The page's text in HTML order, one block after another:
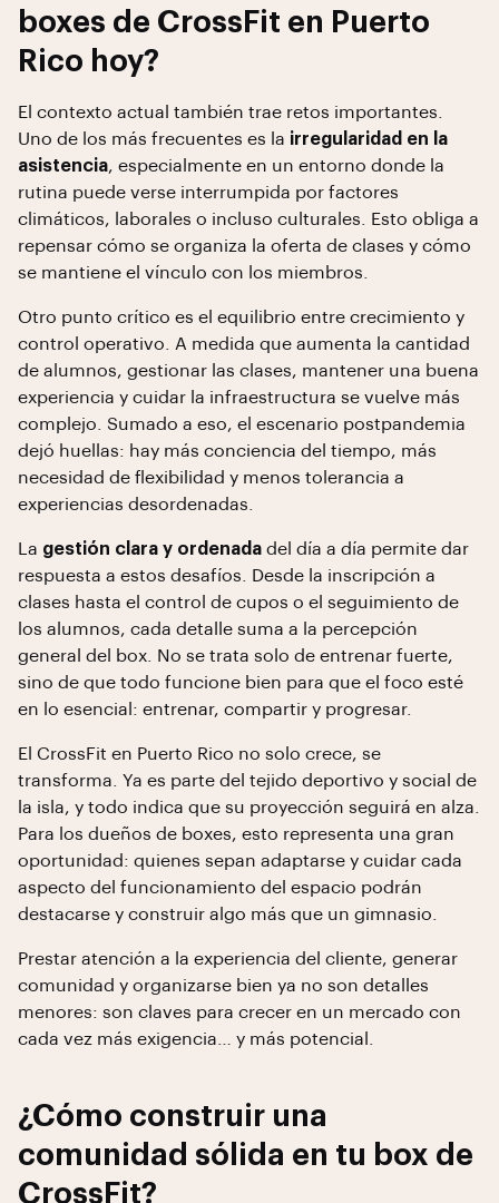
boxes de CrossFit en Puerto
Rico hoy?
El contexto actual también trae retos importantes.
Uno de los más frecuentes es la irregularidad en la
asistencia, especialmente en un entorno donde la
rutina puede verse interrumpida por factores
climáticos, laborales o incluso culturales. Esto obliga a
repensar cómo se organiza la oferta de clases y cómo
se mantiene el vínculo con los miembros.
Otro punto crítico es el equilibrio entre crecimiento y
control operativo. A medida que aumenta la cantidad
de alumnos, gestionar las clases, mantener una buena
experiencia y cuidar la infraestructura se vuelve más
complejo. Sumado a eso, el escenario postpandemia
dejó huellas: hay más conciencia del tiempo, más
necesidad de flexibilidad y menos tolerancia a
experiencias desordenadas.
La gestión clara y ordenada del día a día permite dar
respuesta a estos desafíos. Desde la inscripción a
clases hasta el control de cupos o el seguimiento de
los alumnos, cada detalle suma a la percepción
general del box. No se trata solo de entrenar fuerte,
sino de que todo funcione bien para que el foco esté
en lo esencial: entrenar, compartir y progresar.
El CrossFit en Puerto Rico no solo crece, se
transforma. Ya es parte del tejido deportivo y social de
la isla, y todo indica que su proyección seguirá en alza.
Para los dueños de boxes, esto representa una gran
oportunidad: quienes sepan adaptarse y cuidar cada
aspecto del funcionamiento del espacio podrán
destacarse y construir algo más que un gimnasio.
Prestar atención a la experiencia del cliente, generar
comunidad y organizarse bien ya no son detalles
menores: son claves para crecer en un mercado con
cada vez más exigencia… y más potencial.
¿Cómo construir una
comunidad sólida en tu box de
CrossFit?